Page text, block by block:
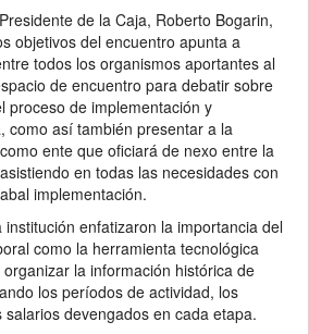
de la Caja, Roberto Bogarin,
objetivos del encuentro apunta a
todos los organismos aportantes al
de encuentro para debatir sobre
proceso de implementación y
como así también presentar a la
ente que oficiará de nexo entre la
en todas las necesidades con
implementación.
enfatizaron la importancia del
como la herramienta tecnológica
la información histórica de
los períodos de actividad, los
devengados en cada etapa.